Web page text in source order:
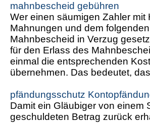
mahnbescheid gebühren
Wer einen säumigen Zahler mit
Mahnungen und dem folgenden
Mahnbescheid in Verzug
für den Erlass des
einmal die entsprechenden
übernehmen. Das bedeutet,
pfändungsschutz
Damit ein Gläubiger von einem
geschuldeten Betrag zurück